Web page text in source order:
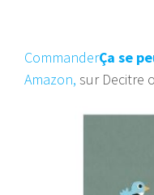
CommanderÇa se
Amazon, sur Decitre